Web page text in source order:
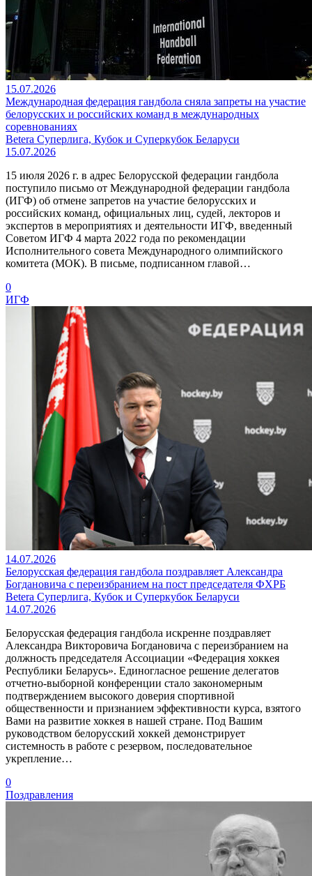
15.07.2026
Международная федерация гандбола сняла запреты на участие
белорусских и российских команд в международных
соревнованиях
Betera Суперлига, Кубок и Суперкубок Беларуси
15.07.2026
15 июля 2026 г. в адрес Белорусской федерации гандбола
поступило письмо от Международной федерации гандбола
(ИГФ) об отмене запретов на участие белорусских и
российских команд, официальных лиц, судей, лекторов и
экспертов в мероприятиях и деятельности ИГФ, введенный
Советом ИГФ 4 марта 2022 года по рекомендации
Исполнительного совета Международного олимпийского
комитета (МОК). В письме, подписанном главой…
0
ИГФ
14.07.2026
Белорусская федерация гандбола поздравляет Александра
Богдановича с переизбранием на пост председателя ФХРБ
Betera Суперлига, Кубок и Суперкубок Беларуси
14.07.2026
Белорусская федерация гандбола искренне поздравляет
Александра Викторовича Богдановича с переизбранием на
должность председателя Ассоциации «Федерация хоккея
Республики Беларусь». Единогласное решение делегатов
отчетно-выборной конференции стало закономерным
подтверждением высокого доверия спортивной
общественности и признанием эффективности курса, взятого
Вами на развитие хоккея в нашей стране. Под Вашим
руководством белорусский хоккей демонстрирует
системность в работе с резервом, последовательное
укрепление…
0
Поздравления